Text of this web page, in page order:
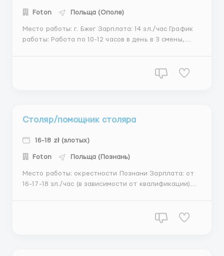
Foton Польща (Ополе)
Место работы: г. Бжег Зарплата: 14 зл./час График
работы: Работа по 10-12 часов в день в 3 смены,
переоборудовании линии продукции, распаковка и
Столяр/помощник столяра
16-18 zł (злотых)
Foton Польща (Познань)
Место работы: окрестности Познани Зарплата: от
16-17-18 зл./час (в зависимости от квалификации)
Обязанности: Изготовление современной корпусной